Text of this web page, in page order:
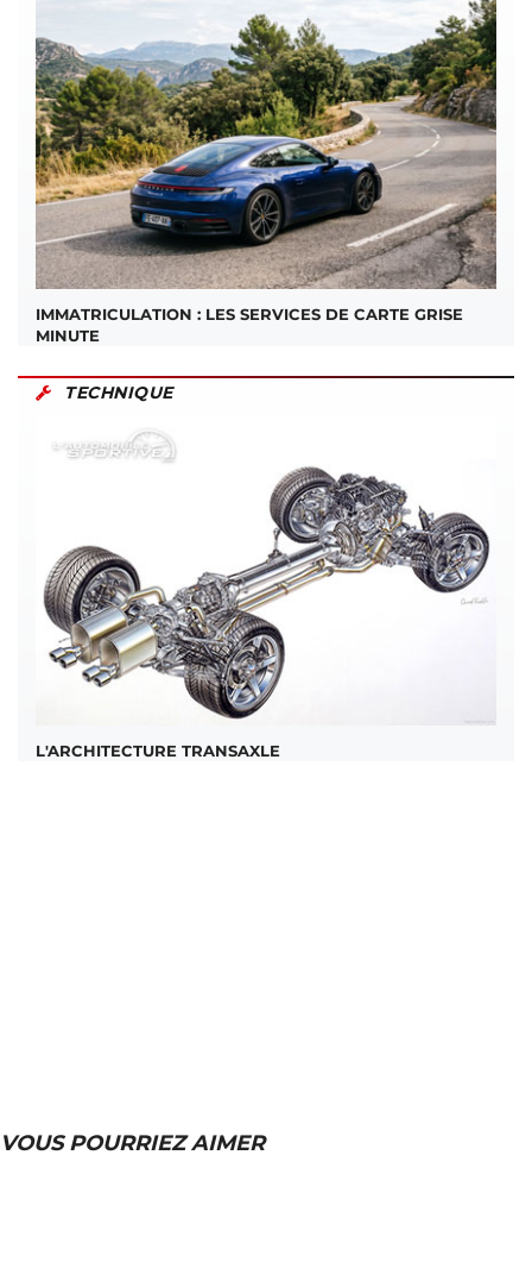
IMMATRICULATION : LES SERVICES DE CARTE GRISE
MINUTE
TECHNIQUE
L'ARCHITECTURE TRANSAXLE
VOUS POURRIEZ AIMER